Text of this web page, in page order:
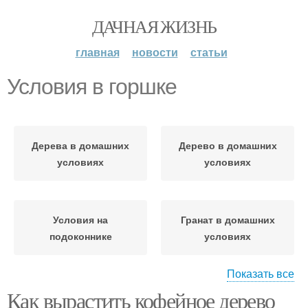
ДАЧНАЯ ЖИЗНЬ
главная новости статьи
Условия в горшке
Дерева в домашних
условиях
Дерево в домашних
условиях
Условия на
подоконнике
Гранат в домашних
условиях
Горшок для мандарина
Показать все
Как вырастить кофейное дерево